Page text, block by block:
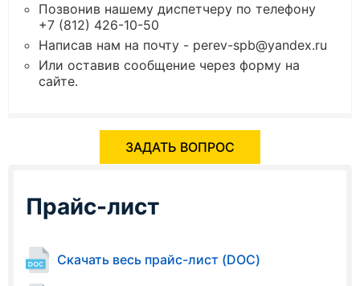
Позвонив нашему диспетчеру по телефону
+7 (812) 426-10-50
Написав нам на почту - perev-spb@yandex.ru
Или оставив сообщение через форму на
сайте.
ЗАДАТЬ ВОПРОС
Прайс-лист
Скачать весь прайс-лист (DOC)